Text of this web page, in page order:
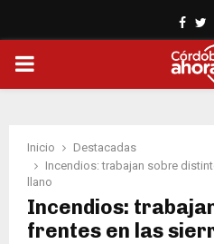
PRIMARY
Inicio
Destacadas
Incendios: trabajan sobre
llano
Incendios:
frentes en las